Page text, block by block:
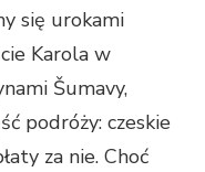
się urokami
Karola w
Šumavy,
podróży: czeskie
za nie. Choć